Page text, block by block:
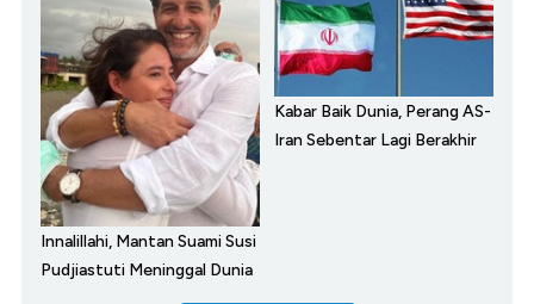
Innalillahi, Mantan Suami Susi
Pudjiastuti Meninggal Dunia
Kabar Baik Dunia, Perang AS-
Iran Sebentar Lagi Berakhir